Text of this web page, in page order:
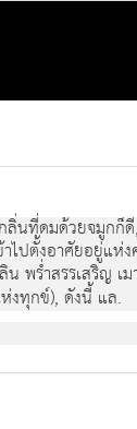
ที่ดมด้วยจมูกก็
ไปตั้งอาศัยอยู่
พร่ำสรรเสริญ
งทุกข์), ดังนี้ แล.